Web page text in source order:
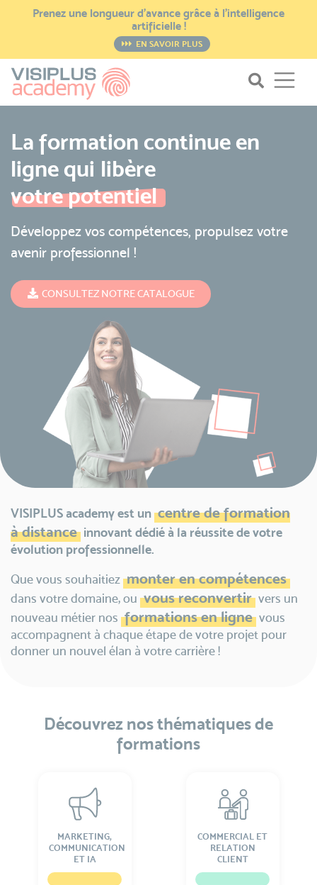
Prenez une longueur d’avance grâce à l’intelligence
artificielle !
EN SAVOIR PLUS
La formation continue en
ligne qui libère
votre potentiel
Développez vos compétences, propulsez votre
avenir professionnel !
CONSULTEZ NOTRE CATALOGUE
VISIPLUS academy est uncentre de formation
à distance innovant dédié à la réussite de votre
évolution professionnelle.
Que vous souhaitiezmonter encompétences
dans votre domaine, ou vous reconvertirvers un
nouveau métier nos formationsen lignevous
accompagnent à chaque étape de votre projet pour
donner un nouvel élan à votre carrière !
Découvrez nos thématiques de
formations
MARKETING,
COMMUNICATION
ET IA
COMMERCIAL ET
RELATION
CLIENT